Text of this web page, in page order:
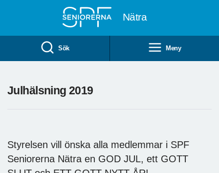
Nätra
Sök Meny
Julhälsning 2019
Styrelsen vill önska alla medlemmar i SPF
Seniorerna Nätra en GOD JUL, ett GOTT